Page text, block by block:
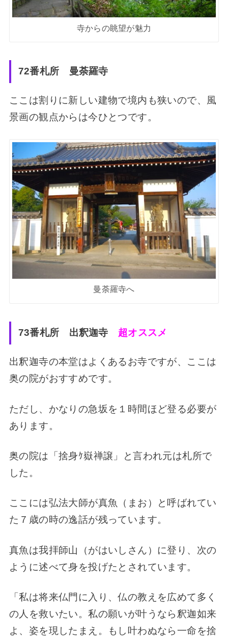
寺からの眺望が魅力
72番札所 曼荼羅寺
ここは割りに新しい建物で境内も狭いので、風
景画の観点からは今ひとつです。
曼荼羅寺へ
73番札所 出釈迦寺 超オススメ
出釈迦寺の本堂はよくあるお寺ですが、ここは
奥の院がおすすめです。
ただし、かなりの急坂を１時間ほど登る必要が
あります。
奥の院は「捨身ｹ嶽禅譲」と言われ元は札所で
した。
ここには弘法大師が真魚（まお）と呼ばれてい
た７歳の時の逸話が残っています。
真魚は我拝師山（がはいしさん）に登り、次の
ように述べて身を投げたとされています。
「私は将来仏門に入り、仏の教えを広めて多く
の人を救いたい。私の願いが叶うなら釈迦如来
よ、姿を現したまえ。もし叶わぬなら一命を捨